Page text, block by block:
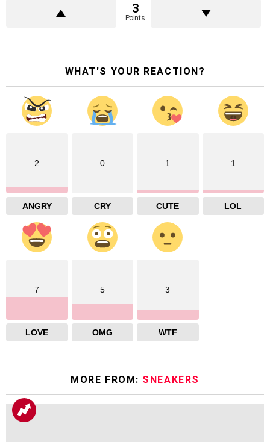
3
Points
WHAT'S YOUR REACTION?
2
ANGRY
0
CRY
1
CUTE
1
LOL
7
LOVE
5
OMG
3
WTF
MORE FROM: SNEAKERS